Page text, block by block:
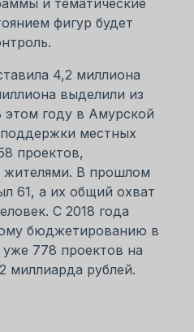
фигур будет
4,2 миллиона
выделили из
году в Амурской
местных
проектов,
В прошлом
61, а их общий охват
С 2018 года
бюджетированию в
778 проектов на
рублей.